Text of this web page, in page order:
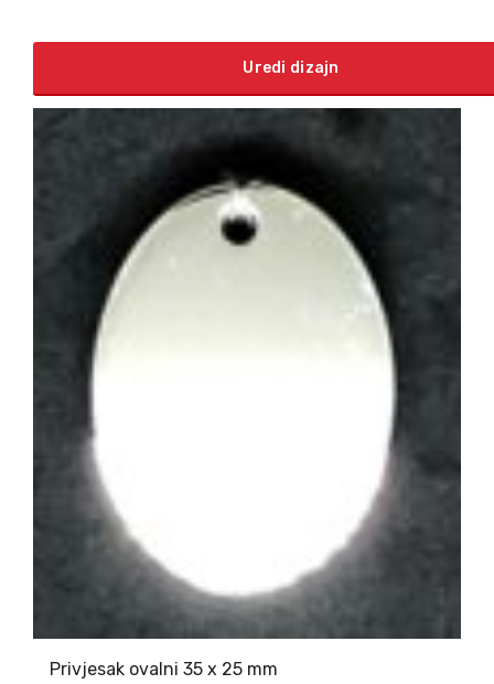
Uredi dizajn
Privjesak ovalni 35 x 25 mm